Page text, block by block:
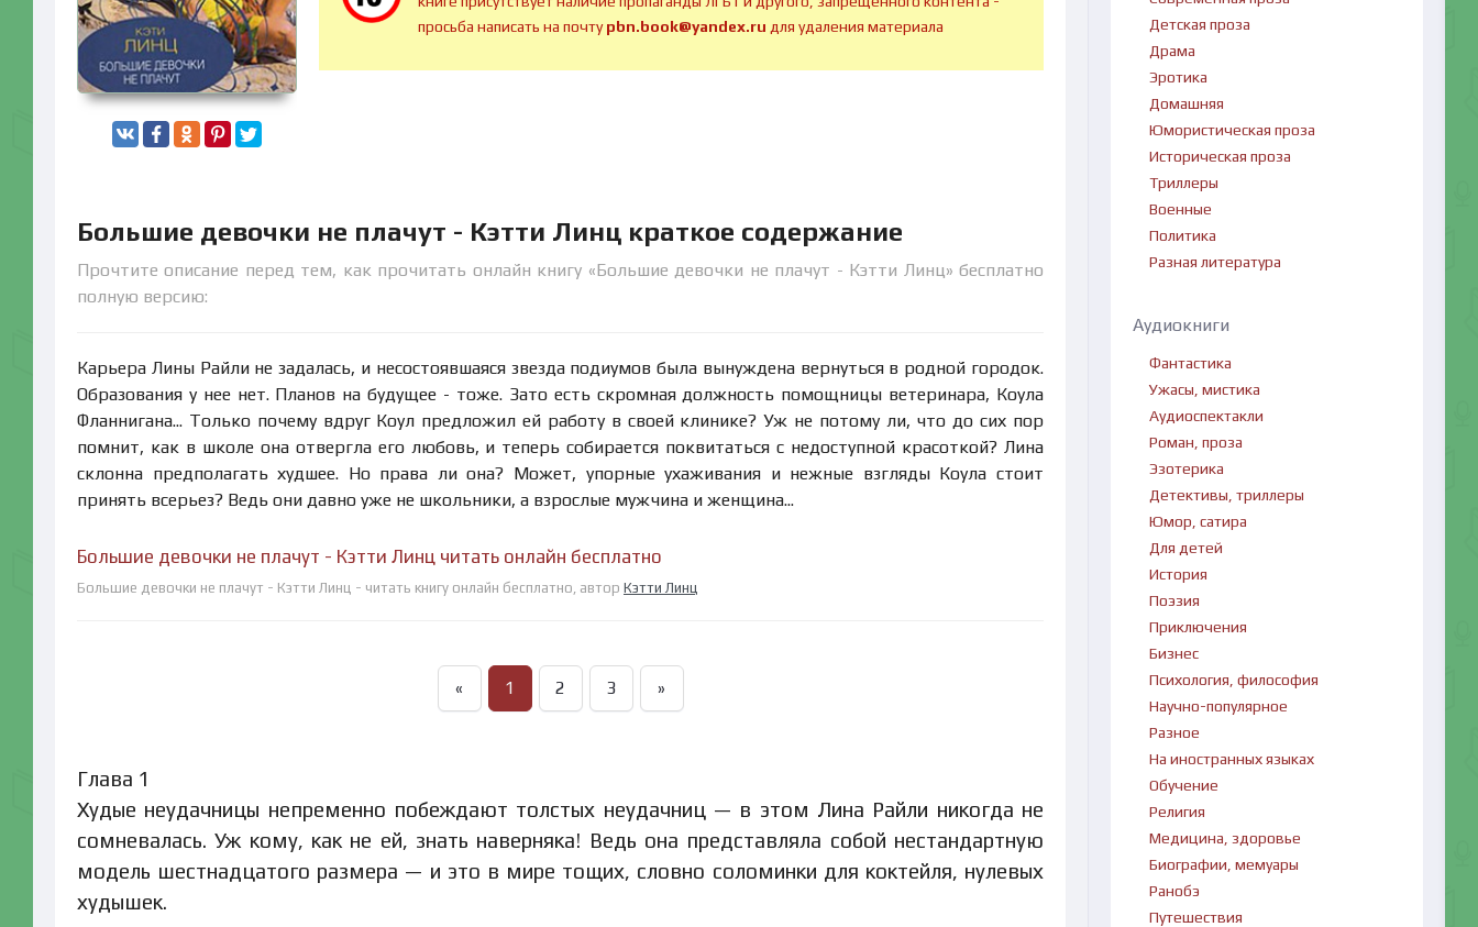
просьба написать на почтуpbn.book@yandex.ru для удаления материала
Большие девочки не плачут - Кэтти Линц краткое содержание
Прочтите описание перед тем, как прочитать онлайн книгу «Большие девочки не плачут - Кэтти Линц» бесплатно
полную версию:
Карьера Лины Райли не задалась, и несостоявшаяся звезда подиумов была вынуждена вернуться в родной городок.
Образования у нее нет. Планов на будущее - тоже. Зато есть скромная должность помощницы ветеринара, Коула
Фланнигана... Только почему вдруг Коул предложил ей работу в своей клинике? Уж не потому ли, что до сих пор
помнит, как в школе она отвергла его любовь, и теперь собирается поквитаться с недоступной красоткой? Лина
склонна предполагать худшее. Но права ли она? Может, упорные ухаживания и нежные взгляды Коула стоит
принять всерьез? Ведь они давно уже не школьники, а взрослые мужчина и женщина...
Большие девочки не плачут - Кэтти Линц читать онлайн бесплатно
Большие девочки не плачут - Кэтти Линц - читать книгу онлайн бесплатно, автор Кэтти Линц
« 1 2 3 »
Глава 1
Худые неудачницы непременно побеждают толстых неудачниц — в этом Лина Райли никогда не
сомневалась. Уж кому, как не ей, знать наверняка! Ведь она представляла собой нестандартную
модель шестнадцатого размера — и это в мире тощих, словно соломинки для коктейля, нулевых
худышек.
Детская проза
Драма
Эротика
Домашняя
Юмористическая проза
Историческая проза
Триллеры
Военные
Политика
Разная литература
Аудиокниги
Фантастика
Ужасы, мистика
Аудиоспектакли
Роман, проза
Эзотерика
Детективы, триллеры
Юмор, сатира
Для детей
История
Поэзия
Приключения
Бизнес
Психология, философия
Научно-популярное
Разное
На иностранных языках
Обучение
Религия
Медицина, здоровье
Биографии, мемуары
Ранобэ
Путешествия